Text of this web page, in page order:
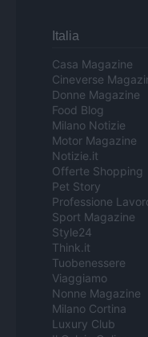
Italia
Casa Magazine
Cineverse
Donne Magazine
Food Blog
Milano Notizie
Motor Magazine
Notizie.it
Offerte Shopping
Pet Story
Professione
Sport Magazine
Style24
Think.it
Tuobenessere
Viaggiamo
Nonne Magazine
Milano Cortina
Luxury Club